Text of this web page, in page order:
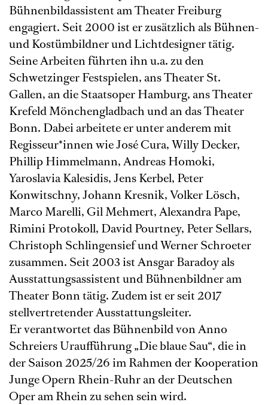
Bühnenbildassistent am Theater Freiburg
engagiert. Seit 2000 ist er zusätzlich als Bühnen-
und Kostümbildner und Lichtdesigner tätig.
Seine Arbeiten führten ihn u.a. zu den
Schwetzinger Festspielen, ans Theater St.
Gallen, an die Staatsoper Hamburg, ans Theater
Krefeld Mönchengladbach und an das Theater
Bonn. Dabei arbeitete er unter anderem mit
Regisseur*innen wie José Cura, Willy Decker,
Phillip Himmelmann, Andreas Homoki,
Yaroslavia Kalesidis, Jens Kerbel, Peter
Konwitschny, Johann Kresnik, Volker Lösch,
Marco Marelli, Gil Mehmert, Alexandra Pape,
Rimini Protokoll, David Pourtney, Peter Sellars,
Christoph Schlingensief und Werner Schroeter
zusammen. Seit 2003 ist Ansgar Baradoy als
Ausstattungsassistent und Bühnenbildner am
Theater Bonn tätig. Zudem ist er seit 2017
stellvertretender Ausstattungsleiter.
Er verantwortet das Bühnenbild von Anno
Schreiers Uraufführung „Die blaue Sau“, die in
der Saison 2025/26 im Rahmen der Kooperation
Junge Opern Rhein-Ruhr an der Deutschen
Oper am Rhein zu sehen sein wird.